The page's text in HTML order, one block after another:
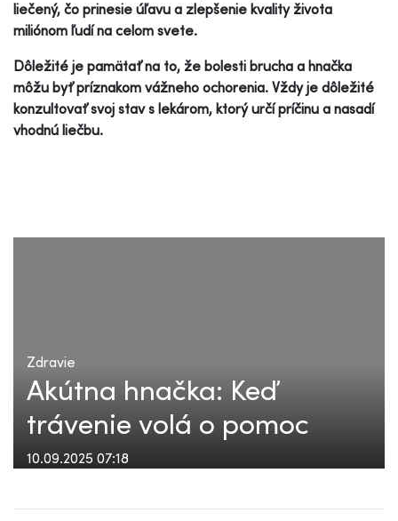
liečený, čo prinesie úľavu a zlepšenie kvality života
miliónom ľudí na celom svete.
Dôležité je pamätať na to, že bolesti brucha a hnačka
môžu byť príznakom vážneho ochorenia. Vždy je dôležité
konzultovať svoj stav s lekárom, ktorý určí príčinu a nasadí
vhodnú liečbu.
Zdravie
Akútna hnačka: Keď
trávenie volá o pomoc
10.09.2025 07:18